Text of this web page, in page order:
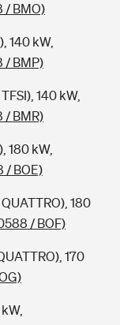
/ BMO)
140 kW,
/ BMP)
140 kW,
/ BMR)
180 kW,
/ BOE)
180
/ BOF)
170